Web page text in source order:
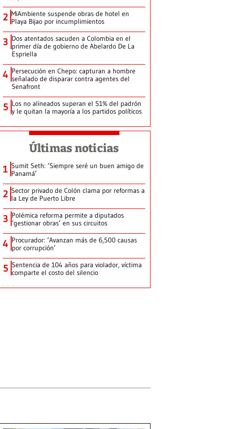
2 MiAmbiente suspende obras de hotel en
Playa Bijao por incumplimientos
3 Dos atentados sacuden a Colombia en el
primer día de gobierno de Abelardo De La
Espriella
4 Persecución en Chepo: capturan a hombre
señalado de disparar contra agentes del
Senafront
5 Los no alineados superan el 51% del padrón
y le quitan la mayoría a los partidos políticos
Últimas noticias
1 Sumit Seth: ‘Siempre seré un buen amigo de
Panamá’
2 Sector privado de Colón clama por reformas a
la Ley de Puerto Libre
3 Polémica reforma permite a diputados
‘gestionar obras’ en sus circuitos
4 Procurador: ‘Avanzan más de 6,500 causas
por corrupción’
5 Sentencia de 104 años para violador, víctima
comparte el costo del silencio